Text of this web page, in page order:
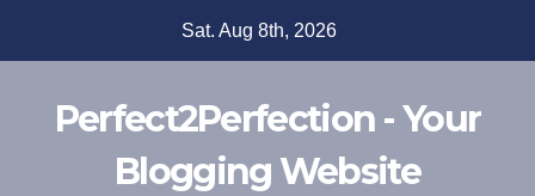
Sat. Aug 8th, 2026
Perfect2Perfection - Your
Blogging Website